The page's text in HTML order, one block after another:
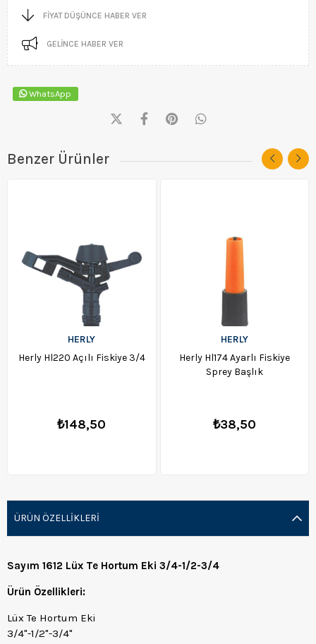
FIYAT DÜŞÜNCE HABER VER
GELINCE HABER VER
WhatsApp
Benzer Ürünler
HERLY
Herly Hl220 Açılı Fiskiye 3/4
₺148,50
HERLY
Herly Hl174 Ayarlı Fiskiye
Sprey Başlık
₺38,50
ÜRÜN ÖZELLIKLERI
Sayım 1612 Lüx Te Hortum Eki 3/4-1/2-3/4
Ürün Özellikleri:
Lüx Te Hortum Eki
3/4"-1/2"-3/4"